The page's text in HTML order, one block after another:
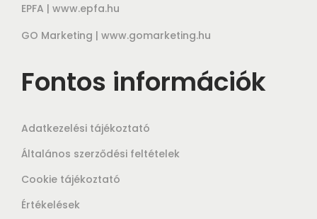
EPFA | www.epfa.hu
GO Marketing | www.gomarketing.hu
Fontos információk
Adatkezelési tájékoztató
Általános szerződési feltételek
Cookie tájékoztató
Értékelések